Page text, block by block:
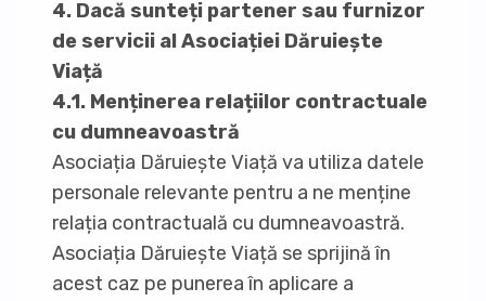
4. Dacă sunteți partener sau furnizor
de servicii al Asociației Dăruiește
Viață
4.1. Menținerea relațiilor contractuale
cu dumneavoastră
Asociația Dăruiește Viață va utiliza datele
personale relevante pentru a ne menține
relația contractuală cu dumneavoastră.
Asociația Dăruiește Viață se sprijină în
acest caz pe punerea în aplicare a